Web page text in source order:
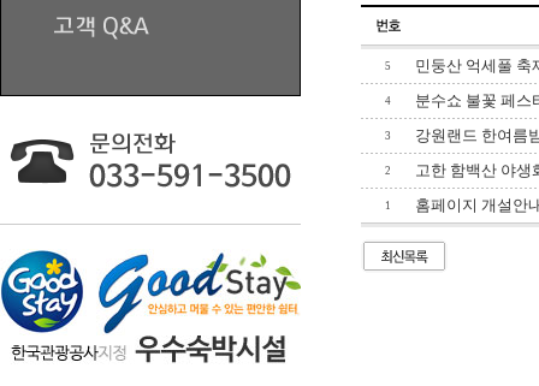
5 민둥산 억세풀 축
4 분수쇼 불꽃 페스
3 강원랜드 한여름
2 고한 함백산 야생
1 홈페이지 개설안